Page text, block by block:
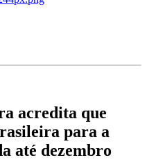
acredita que
para a
até dezembro